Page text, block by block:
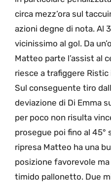
circa mezz’ora sul
azioni degne di nota. Al
vicinissimo al gol. Da
Matteo parte l’assist al
riesce a trafiggere
Sul conseguente tiro
deviazione di Di Emma
per poco non risulta
prosegue poi fino al 45°
ripresa Matteo ha una
posizione favorevole
timido pallonetto. Due